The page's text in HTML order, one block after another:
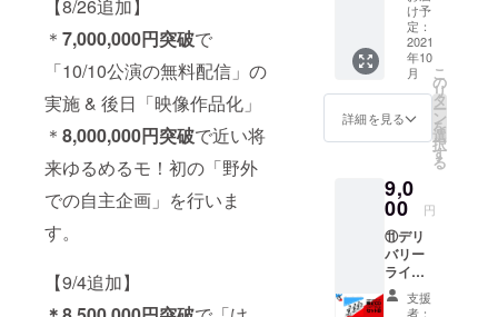
【8/26追加】
＊ 7,000,000円突破で
「10/10公演の無料配信」の
実施 & 後日「映像作品化」
＊ 8,000,000円突破で近い将
来ゆるめるモ！初の「野外
での自主企画」を行いま
す。
【9/4追加】
させて
頂きま
す。
不要」
と記載
くださ
い。記
は、お
申し込
でクレ
ジット
させて
頂きま
す。
で載せ
る名前
を入れ
てくだ
さい。
ジット
不要な
すが
「クレ
ジット
不要」
と記載
くださ
い。記
項・補
足-- ※競
技への
参加は
できま
せん。
参加し
ン】の
方をお
申し込
みくだ
さい。
※お申し
込み後
観覧を
するこ
とがで
きま
す。
1.実施
日：10
(日) 2.
一都三
県（東
埼玉
県・千
葉県・
神奈川
県）の
ラウド
ファン
ディン
グ限定
CD+ツ
アー
グッズ
セットA
ラウド
ファン
ディン
グ限定
ジャケ2
種付
き） ・
ジャケ
け予
定：
2021
年10
月
詳細を見る
こ
の
リ
タ
ー
ン
を
選
択
す
る
9,0
00 円
⑪デリ
バリー
ライフ
セイ
バー支援
者：